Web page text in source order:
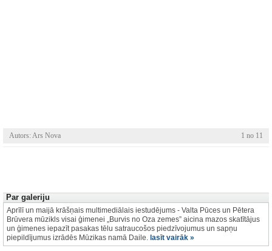
Autors: Ars Nova 1 no 11
Par galeriju
Aprīlī un maijā krāšņais multimediālais iestudējums - Valta Pūces un Pētera
Brūvera mūzikls visai ģimenei „Burvis no Oza zemes” aicina mazos skatītājus
un ģimenes iepazīt pasakas tēlu satraucošos piedzīvojumus un sapņu
piepildījumus izrādēs Mūzikas namā Daile. lasīt vairāk »